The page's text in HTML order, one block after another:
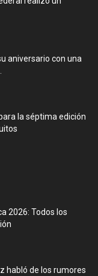
aniversario con una
la séptima edición
2026: Todos los
habló de los rumores